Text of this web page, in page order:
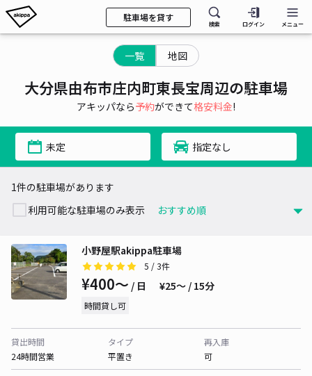
駐車場を貸す
検索 ログイン メニュー
一覧 地図
大分県由布市庄内町東長宝周辺の駐車場
アキッパなら予約ができて格安料金!
未定 指定なし
1件の駐車場があります
利用可能な駐車場のみ表示
小野屋駅akippa駐車場
5 / 3件
¥400〜 / 日 ¥25〜 / 15分
時間貸し可
貸出時間
24時間営業
タイプ
平置き
再入庫
可